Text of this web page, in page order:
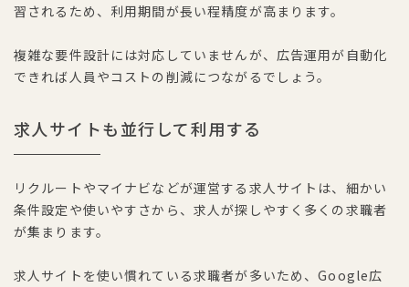
習されるため、利用期間が長い程精度が高まります。
複雑な要件設計には対応していませんが、広告運用が自動化
できれば人員やコストの削減につながるでしょう。
求人サイトも並行して利用する
リクルートやマイナビなどが運営する求人サイトは、細かい
条件設定や使いやすさから、求人が探しやすく多くの求職者
が集まります。
求人サイトを使い慣れている求職者が多いため、Google広